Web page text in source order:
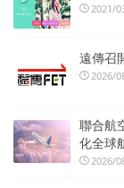
2021/
遠傳召
2026/
聯合航
化全球
2026/